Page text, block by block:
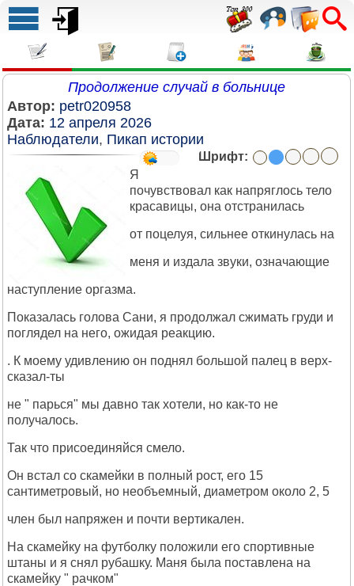
Продолжение случай в больнице
Автор: petr020958
Дата: 12 апреля 2026
Наблюдатели, Пикап истории
Шрифт:
Я
почувствовал как напряглось тело
красавицы, она отстранилась
от поцелуя, сильнее откинулась на
меня и издала звуки, означающие
наступление оргазма.
Показалась голова Сани, я продолжал сжимать груди и
поглядел на него, ожидая реакцию.
. К моему удивлению он поднял большой палец в верх-
сказал-ты
не " парься" мы давно так хотели, но как-то не
получалось.
Так что присоединяйся смело.
Он встал со скамейки в полный рост, его 15
сантиметровый, но необъемный, диаметром около 2, 5
член был напряжен и почти вертикален.
На скамейку на футболку положили его спортивные
штаны и я снял рубашку. Маня была поставлена на
скамейку " рачком"